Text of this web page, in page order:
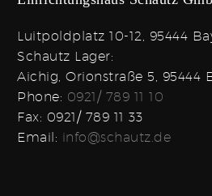
Luitpoldplatz 10-12, 95444
Schautz Lager:
Aichig, Orionstraße 5, 95444
Phone: 0921/ 789 11 10
Fax: 0921/ 789 11 33
Email: info@schautz.de